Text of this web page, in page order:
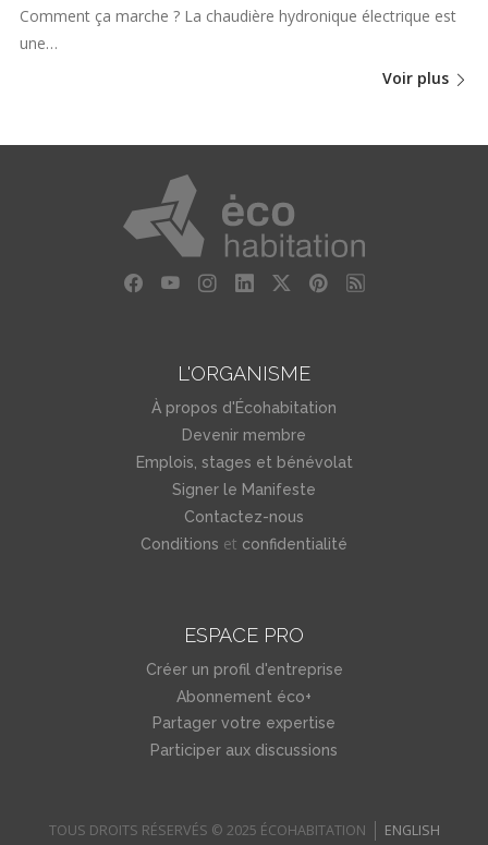
Comment ça marche ? La chaudière hydronique électrique est
une…
Voir plus
L'ORGANISME
À propos d'Écohabitation
Devenir membre
Emplois, stages et bénévolat
Signer le Manifeste
Contactez-nous
Conditions et confidentialité
ESPACE PRO
Créer un profil d'entreprise
Abonnement éco+
Partager votre expertise
Participer aux discussions
TOUS DROITS RÉSERVÉS © 2025 ÉCOHABITATION ENGLISH